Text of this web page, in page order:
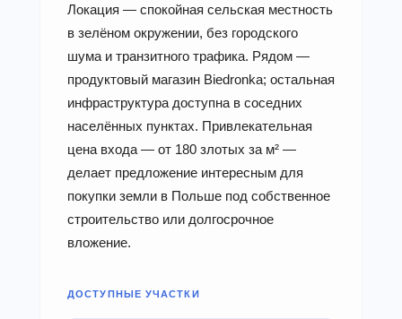
Локация — спокойная сельская местность
в зелёном окружении, без городского
шума и транзитного трафика. Рядом —
продуктовый магазин Biedronka; остальная
инфраструктура доступна в соседних
населённых пунктах. Привлекательная
цена входа — от 180 злотых за м² —
делает предложение интересным для
покупки земли в Польше под собственное
строительство или долгосрочное
вложение.
ДОСТУПНЫЕ УЧАСТКИ